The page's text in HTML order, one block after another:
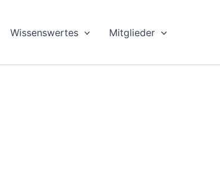
Wissenswertes Mitglieder